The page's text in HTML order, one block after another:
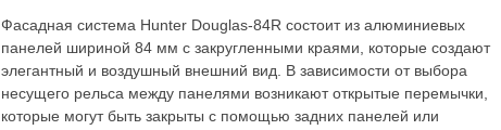
Фасадная система Hunter Douglas-84R состоит из алюминиевых
панелей шириной 84 мм с закругленными краями, которые создают
элегантный и воздушный внешний вид. В зависимости от выбора
несущего рельса между панелями возникают открытые перемычки,
которые могут быть закрыты с помощью задних панелей или